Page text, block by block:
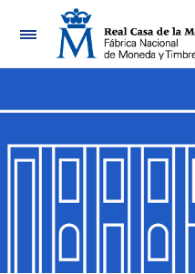
Navegación
Mostrar/Ocultar
Mostrar/Ocultar
Mostrar/Ocultar